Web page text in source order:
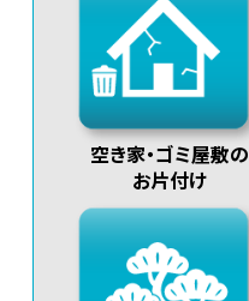
空き家・ゴミ屋敷の
お片付け